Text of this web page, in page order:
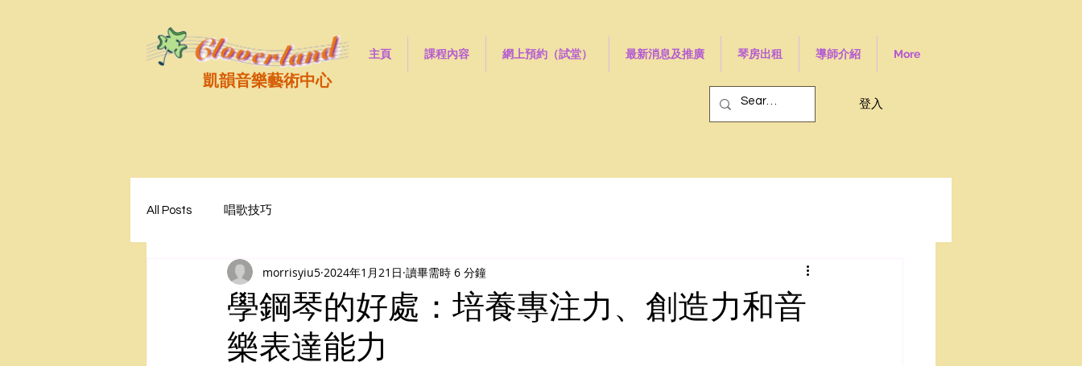
凱韻音樂藝術中心
主頁 課程內容 網上預約（試堂） 最新消息及推廣 琴房出租 導師介紹 More
登入
All Posts 唱歌技巧
學鋼琴的好處：培養專注力、創造力和音
樂表達能力
morrisyiu5 2024年1月21日 讀畢需時 6 分鐘